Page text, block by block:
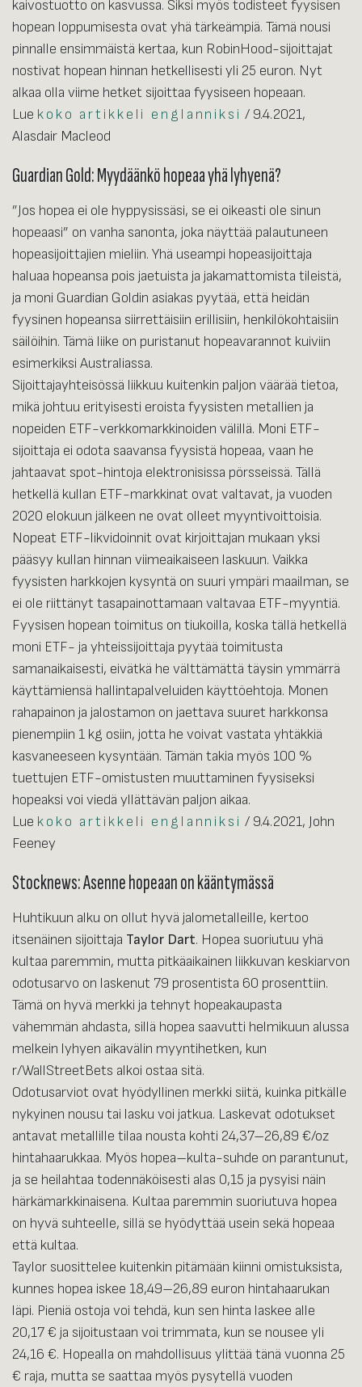
kaivostuotto on kasvussa. Siksi myös todisteet fyysisen
hopean loppumisesta ovat yhä tärkeämpiä. Tämä nousi
pinnalle ensimmäistä kertaa, kun RobinHood-sijoittajat
nostivat hopean hinnan hetkellisesti yli 25 euron. Nyt
alkaa olla viime hetket sijoittaa fyysiseen hopeaan.
Lue koko artikkeli englanniksi / 9.4.2021,
Alasdair Macleod
Guardian Gold: Myydäänkö hopeaa yhä lyhyenä?
”Jos hopea ei ole hyppysissäsi, se ei oikeasti ole sinun
hopeaasi” on vanha sanonta, joka näyttää palautuneen
hopeasijoittajien mieliin. Yhä useampi hopeasijoittaja
haluaa hopeansa pois jaetuista ja jakamattomista tileistä,
ja moni Guardian Goldin asiakas pyytää, että heidän
fyysinen hopeansa siirrettäisiin erillisiin, henkilökohtaisiin
säilöihin. Tämä liike on puristanut hopeavarannot kuiviin
esimerkiksi Australiassa.
Sijoittajayhteisössä liikkuu kuitenkin paljon väärää tietoa,
mikä johtuu erityisesti eroista fyysisten metallien ja
nopeiden ETF-verkkomarkkinoiden välillä. Moni ETF-
sijoittaja ei odota saavansa fyysistä hopeaa, vaan he
jahtaavat spot-hintoja elektronisissa pörsseissä. Tällä
hetkellä kullan ETF-markkinat ovat valtavat, ja vuoden
2020 elokuun jälkeen ne ovat olleet myyntivoittoisia.
Nopeat ETF-likvidoinnit ovat kirjoittajan mukaan yksi
pääsyy kullan hinnan viimeaikaiseen laskuun. Vaikka
fyysisten harkkojen kysyntä on suuri ympäri maailman, se
ei ole riittänyt tasapainottamaan valtavaa ETF-myyntiä.
Fyysisen hopean toimitus on tiukoilla, koska tällä hetkellä
moni ETF- ja yhteissijoittaja pyytää toimitusta
samanaikaisesti, eivätkä he välttämättä täysin ymmärrä
käyttämiensä hallintapalveluiden käyttöehtoja. Monen
rahapainon ja jalostamon on jaettava suuret harkkonsa
pienempiin 1 kg osiin, jotta he voivat vastata yhtäkkiä
kasvaneeseen kysyntään. Tämän takia myös 100 %
tuettujen ETF-omistusten muuttaminen fyysiseksi
hopeaksi voi viedä yllättävän paljon aikaa.
Lue koko artikkeli englanniksi / 9.4.2021, John
Feeney
Stocknews: Asenne hopeaan on kääntymässä
Huhtikuun alku on ollut hyvä jalometalleille, kertoo
itsenäinen sijoittaja Taylor Dart. Hopea suoriutuu yhä
kultaa paremmin, mutta pitkäaikainen liikkuvan keskiarvon
odotusarvo on laskenut 79 prosentista 60 prosenttiin.
Tämä on hyvä merkki ja tehnyt hopeakaupasta
vähemmän ahdasta, sillä hopea saavutti helmikuun alussa
melkein lyhyen aikavälin myyntihetken, kun
r/WallStreetBets alkoi ostaa sitä.
Odotusarviot ovat hyödyllinen merkki siitä, kuinka pitkälle
nykyinen nousu tai lasku voi jatkua. Laskevat odotukset
antavat metallille tilaa nousta kohti 24,37–26,89 €/oz
hintahaarukkaa. Myös hopea–kulta-suhde on parantunut,
ja se heilahtaa todennäköisesti alas 0,15 ja pysyisi näin
härkämarkkinaisena. Kultaa paremmin suoriutuva hopea
on hyvä suhteelle, sillä se hyödyttää usein sekä hopeaa
että kultaa.
Taylor suosittelee kuitenkin pitämään kiinni omistuksista,
kunnes hopea iskee 18,49–26,89 euron hintahaarukan
läpi. Pieniä ostoja voi tehdä, kun sen hinta laskee alle
20,17 € ja sijoitustaan voi trimmata, kun se nousee yli
24,16 €. Hopealla on mahdollisuus ylittää tänä vuonna 25
€ raja, mutta se saattaa myös pysytellä vuoden